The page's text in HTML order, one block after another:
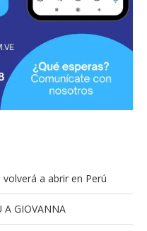
a abrir en Perú
A GIOVANNA